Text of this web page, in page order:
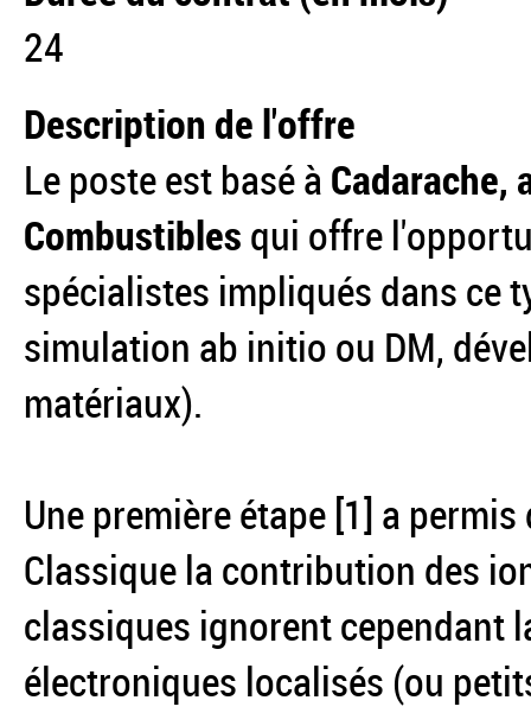
24
Description de l'offre
Le poste est basé à Cadarache,
Combustibles qui offre
spécialistes impliqués dans ce
simulation ab initio ou DM,
matériaux).
Une première étape [1] a
Classique la contribution des
classiques ignorent cependant
électroniques localisés (ou